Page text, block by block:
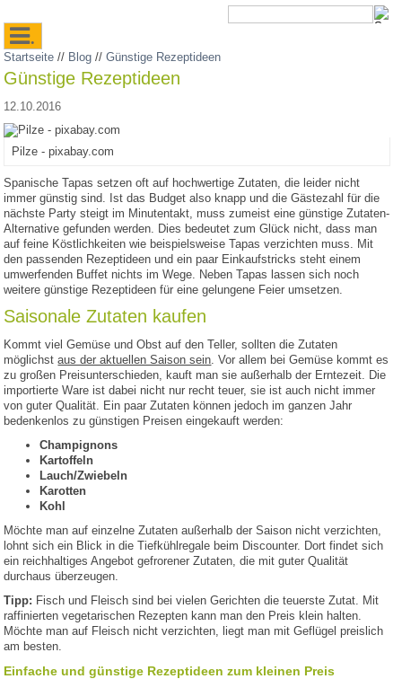
.
Startseite // Blog //Günstige Rezeptideen
Günstige Rezeptideen
12.10.2016
Pilze - pixabay.com
Spanische Tapas setzen oft auf hochwertige Zutaten, die leider nicht
immer günstig sind. Ist das Budget also knapp und die Gästezahl für die
nächste Party steigt im Minutentakt, muss zumeist eine günstige Zutaten-
Alternative gefunden werden. Dies bedeutet zum Glück nicht, dass man
auf feine Köstlichkeiten wie beispielsweise Tapas verzichten muss. Mit
den passenden Rezeptideen und ein paar Einkaufstricks steht einem
umwerfenden Buffet nichts im Wege. Neben Tapas lassen sich noch
weitere günstige Rezeptideen für eine gelungene Feier umsetzen.
Saisonale Zutaten kaufen
Kommt viel Gemüse und Obst auf den Teller, sollten die Zutaten
möglichstaus der aktuellen Saison sein. Vor allem bei Gemüse kommt es
zu großen Preisunterschieden, kauft man sie außerhalb der Erntezeit. Die
importierte Ware ist dabei nicht nur recht teuer, sie ist auch nicht immer
von guter Qualität. Ein paar Zutaten können jedoch im ganzen Jahr
bedenkenlos zu günstigen Preisen eingekauft werden:
Champignons
Kartoffeln
Lauch/Zwiebeln
Karotten
Kohl
Möchte man auf einzelne Zutaten außerhalb der Saison nicht verzichten,
lohnt sich ein Blick in die Tiefkühlregale beim Discounter. Dort findet sich
ein reichhaltiges Angebot gefrorener Zutaten, die mit guter Qualität
durchaus überzeugen.
Tipp: Fisch und Fleisch sind bei vielen Gerichten die teuerste Zutat. Mit
raffinierten vegetarischen Rezepten kann man den Preis klein halten.
Möchte man auf Fleisch nicht verzichten, liegt man mit Geflügel preislich
am besten.
Einfache und günstige Rezeptideen zum kleinen Preis